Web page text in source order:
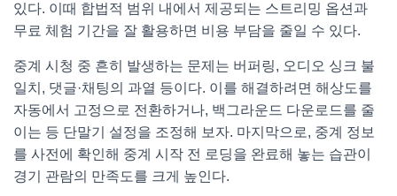
있다. 이때 합법적 범위 내에서 제공되는 스트리밍 옵션과
무료 체험 기간을 잘 활용하면 비용 부담을 줄일 수 있다.
중계 시청 중 흔히 발생하는 문제는 버퍼링, 오디오 싱크 불
일치, 댓글·채팅의 과열 등이다. 이를 해결하려면 해상도를
자동에서 고정으로 전환하거나, 백그라운드 다운로드를 줄
이는 등 단말기 설정을 조정해 보자. 마지막으로, 중계 정보
를 사전에 확인해 중계 시작 전 로딩을 완료해 놓는 습관이
경기 관람의 만족도를 크게 높인다.